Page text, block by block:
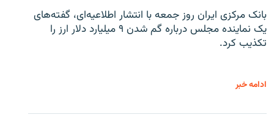
بانک مرکزی ایران روز جمعه با انتشار اطلاعیه‌ای، گفته‌های
یک نماینده مجلس درباره گم شدن ۹ میلیارد دلار ارز را
تکذیب کرد.
ادامه خبر